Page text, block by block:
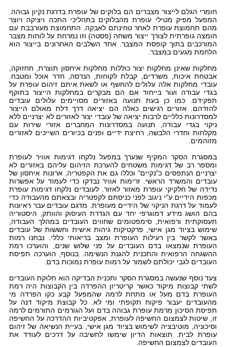
חומרי הגלם לייצור מצברים הם בלוקים של עופרת בדרגת נקיון גבוהה.
המפעל מפיק מטילי עופרת מהבלוקים בתהליכי התכה ויציקה ויוצר
מהם תחמוצת עופרת לאחר טחינתם לאבקה. התחמוצת מעורבבת עם
חומצה גופרתית לצורך ייצור משחה (פסטה) וזו נמרחת על לוחות מצבר
המורכבים בתוך קופסת המצבר. אחד השלבים האחרונים בייצור הוא
הלחמת מגעים במצבר.
מחלקות שאינן מחלקות יצור כוללות מחלקות איחסון תוצרת, תחזוקה,
אבטחת איכות, משרדים, קבלת לקוחות, הנדסה, חדר אוכל ומטבח.
עובדי מחלקות אלה עלולים להחשף או לשאת איתם זיהום עופרת על
בגדי עבודה ועור בייחוד אם הם מבקרים במחלקות הייצור בתוקף
תפקידם. כמו כן בעת תנועה באזורים מסויימים עלולים עובדים
להזדהם. אזורים רגישים כאלה הם יציאה דרך דלת מאולם הייצור
למסדרונות כלליים לרבות יציאה של עובדי יצור לאזורים לא יצרניים ללא
ניקוי בגדי עבודה, תנועה במסדרונות המחברים אזורי שירות עם
מקלחות וחדרי הלבשה, רחיצת ידיים ופנים בכיורים השייכים לאזורים
מזוהמים.
במסגרת הסקר המקיף שנערך במפעל נלקחו דגימות אוויר לעופרת
ומספר רב של דגימות משטחים להערכת הזיהום עליהם באזורים לא
יצרניים הנתפסים כ"נקיים" וכללו גם את הקפטריה, ארונות איחסון של
עובדים והמשרד הראשי. זרימות אוויר נבדקו כדי לעמוד על אפשרות
נדידה של חלקיקי עופרת מאזור לאזור. לעובדים נלקחו דגימות עופרת
מכפות הידיים ע"י ניגוב לפני כניסתם לקפטריה ובצאתם מהעבודה כדי
לעמוד על דרגת הניקוי של הידיים מעופרת. מדגם עובדים עבר ראיונות
בהם הושג מידע דמוגרפי יחד עם הגדרת העיסוק והוותק, היסטוריה
תעסוקתית ורפואית, סימפטומים שחווים העובדים במהלך העבודה,
שימוש בציוד מגן אישי, פרקטיקות גיהות אישית וחששות של עובדים
באשר לקשר בין רעילות העופרת ומצב בריאותי כללי. נבחנו רמות
העופרת שנמצאו בדם העובדים על פני שלוש שנים, והוערכו רמת
ההשגחה הרפואית והתכנית להגנת הנשימה. בנוסף, הוערכה תפיסת
העובדים לגבי יכולתם לשמור על רמות עופרת נמוכות בדם.
צעד נוסף שנעשה במסגרת הסקר ותכנית הבדיקה הוא חלוקת העובדים
לשתי קבוצות מיקוד כאשר קריטריון ההפרדה בין הקבוצות היה רמת
העופרת בדם מעל או מתחת לרמה שהמפעל קבע כקו הפרדה מי
מהעובדים יעבור פיקוח תקופתי ומי לא. כל קבוצת מיקוד דנה על
תפיסת הסיכון מרמת עופרת גבוהה בדם ועל הגורמים התורמים לרמה
זו, שיטות לצמצום החשיפה לעופרת, אפקטיביות ההדרכה על החשיפה
וסיכוניה, מוטיבציה לשימוש בציוד מגן אישי, בעיית הנשיאה של זיהום
עופרת לבית. תוצאות הדיון שימשו לחשיבה על דרכים לעודד את
העובדים לצמצום החשיפה.